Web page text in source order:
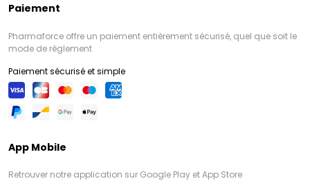
Paiement
Pharmaforce offre un paiement entièrement sécurisé, quel que soit le
mode de règlement
Paiement sécurisé et simple
App Mobile
Retrouver notre application sur Google Play et App Store